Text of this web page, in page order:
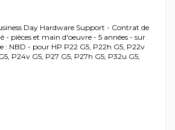
Day Hardware Support - Contrat de
- pièces et main d'oeuvre - 5 années - sur
: NBD - pour HP P22 G5, P22h G5, P22v
P24v G5, P27 G5, P27h G5, P32u G5,